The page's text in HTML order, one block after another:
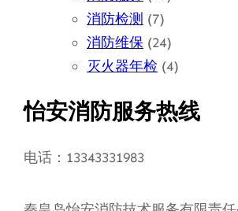
消防检测 (7)
消防维保 (24)
灭火器年检 (4)
怡安消防服务热线
电话：13343331983